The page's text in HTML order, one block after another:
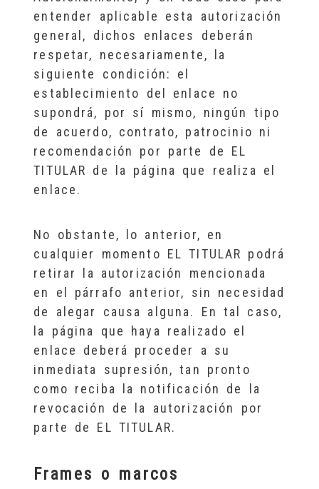
entender aplicable esta autorización
general, dichos enlaces deberán
respetar, necesariamente, la
siguiente condición: el
establecimiento del enlace no
supondrá, por sí mismo, ningún tipo
de acuerdo, contrato, patrocinio ni
recomendación por parte de EL
TITULAR de la página que realiza el
enlace.
No obstante, lo anterior, en
cualquier momento EL TITULAR podrá
retirar la autorización mencionada
en el párrafo anterior, sin necesidad
de alegar causa alguna. En tal caso,
la página que haya realizado el
enlace deberá proceder a su
inmediata supresión, tan pronto
como reciba la notificación de la
revocación de la autorización por
parte de EL TITULAR.
Frames o marcos